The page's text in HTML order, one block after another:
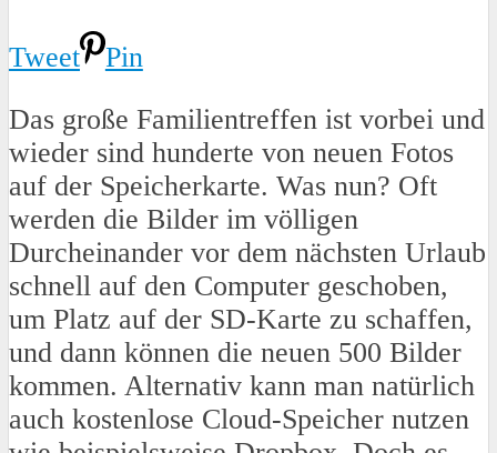
Tweet
Pin
Das große Familientreffen ist vorbei und
wieder sind hunderte von neuen Fotos
auf der Speicherkarte. Was nun? Oft
werden die Bilder im völligen
Durcheinander vor dem nächsten Urlaub
schnell auf den Computer geschoben,
um Platz auf der SD-Karte zu schaffen,
und dann können die neuen 500 Bilder
kommen. Alternativ kann man natürlich
auch kostenlose Cloud-Speicher nutzen